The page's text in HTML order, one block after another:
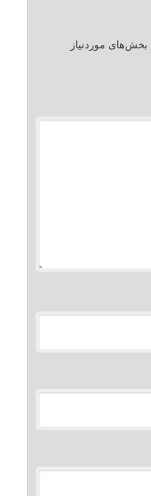
بخش‌های موردنیاز